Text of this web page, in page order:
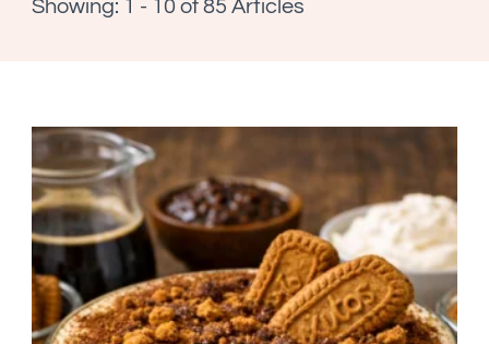
Showing: 1 - 10 of 85 Articles